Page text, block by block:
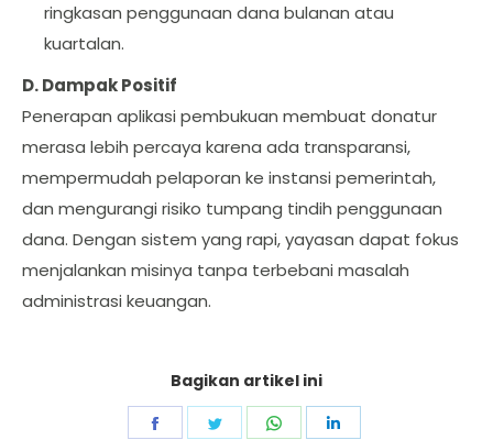
ringkasan penggunaan dana bulanan atau
kuartalan.
D. Dampak Positif
Penerapan aplikasi pembukuan membuat donatur
merasa lebih percaya karena ada transparansi,
mempermudah pelaporan ke instansi pemerintah,
dan mengurangi risiko tumpang tindih penggunaan
dana. Dengan sistem yang rapi, yayasan dapat fokus
menjalankan misinya tanpa terbebani masalah
administrasi keuangan.
Bagikan artikel ini
Share
Share
Share